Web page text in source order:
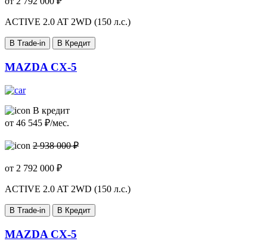
ACTIVE 2.0 AT 2WD (150 л.с.)
В Trade-in В Кредит
MAZDA CX-5
В кредит
от 46 545 ₽/мес.
2 938 000 ₽
от 2 792 000 ₽
ACTIVE 2.0 AT 2WD (150 л.с.)
В Trade-in В Кредит
MAZDA CX-5